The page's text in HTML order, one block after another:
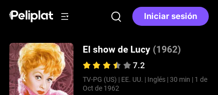
Iniciar sesión
El show de Lucy (1962)
7.2
TV-PG (US) | EE. UU. | Inglés | 30 min | 1 de
Oct de 1962